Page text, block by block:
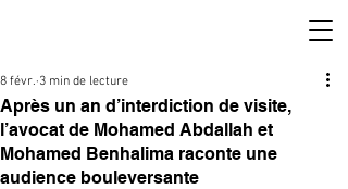
Après un an d’interdiction de visite,
l’avocat de Mohamed Abdallah et
Mohamed Benhalima raconte une
audience bouleversante
8 févr. 3 min de lecture